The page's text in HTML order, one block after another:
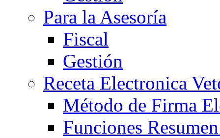
Para la Asesoría
Fiscal
Gestión
Receta Electronica
Método de Firma
Funciones